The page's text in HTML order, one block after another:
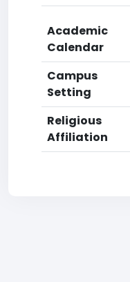
Academic
Calendar
Campus
Setting
Religious
Affiliation